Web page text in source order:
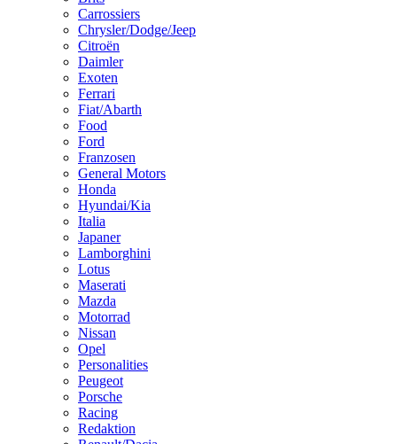
Carrossiers
Chrysler/Dodge/Jeep
Citroën
Daimler
Exoten
Ferrari
Fiat/Abarth
Food
Ford
Franzosen
General Motors
Honda
Hyundai/Kia
Italia
Japaner
Lamborghini
Lotus
Maserati
Mazda
Motorrad
Nissan
Opel
Personalities
Peugeot
Porsche
Racing
Redaktion